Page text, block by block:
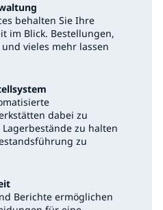
behalten Sie Ihre
im Blick. Bestellungen,
vieles mehr lassen
dabei zu
zu halten
zu
Berichte ermöglichen